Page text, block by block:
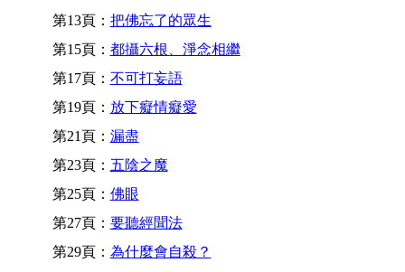
第13頁： 把佛忘了的眾生
第15頁： 都攝六根、淨念相繼
第17頁： 不可打妄語
第19頁： 放下癡情癡愛
第21頁： 漏盡
第23頁： 五陰之魔
第25頁： 佛眼
第27頁： 要聽經聞法
第29頁： 為什麼會自殺？